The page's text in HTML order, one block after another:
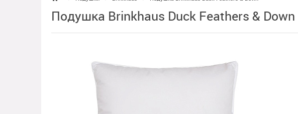
Подушка Brinkhaus Duck Feathers & Down